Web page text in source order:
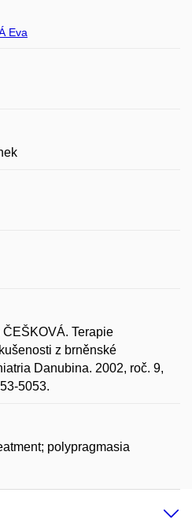
Eva
Terapie
z brněnské
Danubina. 2002, roč. 9,
5053.
polypragmasia